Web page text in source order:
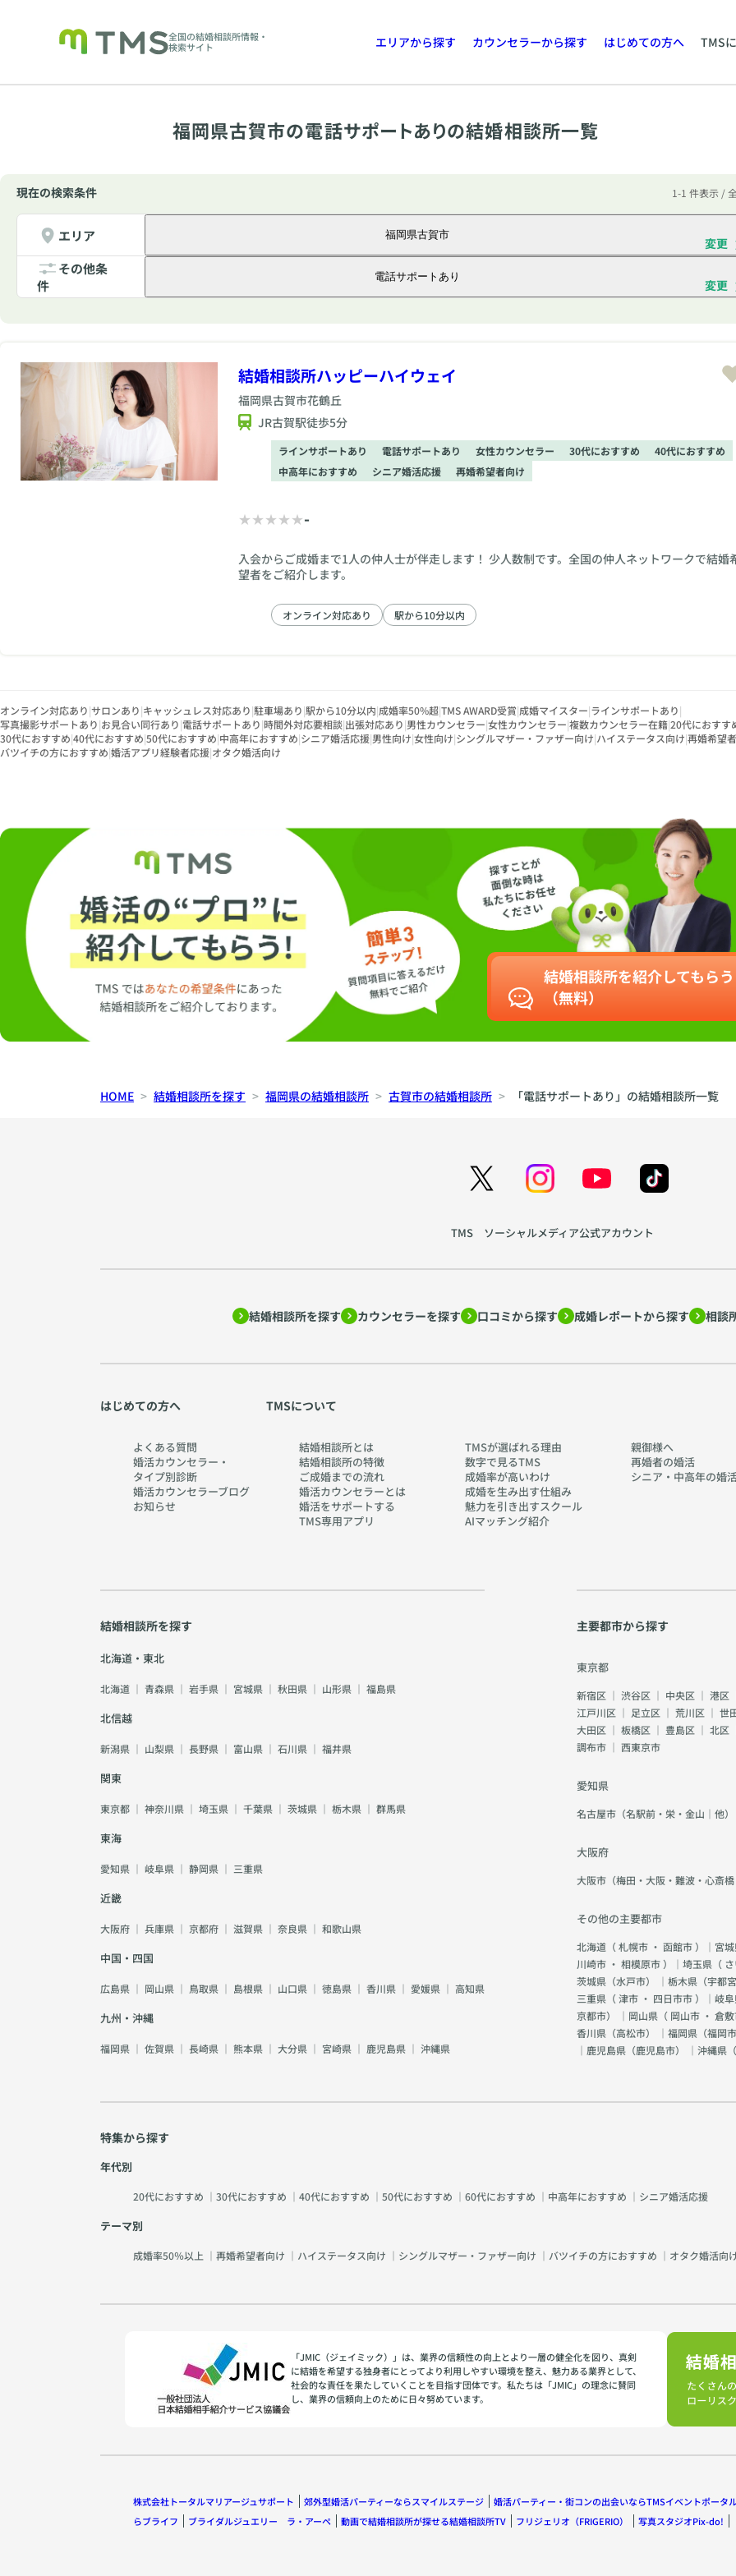
全国の結婚相談所情報・
検索サイト
エリアから探す カウンセラーから探す はじめての方へ TMS
福岡県古賀市の電話サポートありの結婚相談所一覧
現在の検索条件 1-1 件表示 /
エリア 福岡県古賀市
変更
その他条
件
電話サポートあり
変更
結婚相談所ハッピーハイウェイ
福岡県古賀市花鶴丘
JR古賀駅徒歩5分
ラインサポートあり 電話サポートあり 女性カウンセラー 30代におすすめ
40代におすすめ
中高年におすすめ
シニア婚活応援 再婚希望者向け
-
入会からご成婚まで1人の仲人士が伴走します！ 少人数制です。全国の仲人ネットワークで結婚
望者をご紹介します。
オンライン対応あり 駅から10分以内
オンライン対応あり|サロンあり|キャッシュレス対応あり|駐車場あり|駅から10分以内|成婚率50%超|TMS AWARD受賞|成婚マイスター|ラインサポートあり|
写真撮影サポートあり|お見合い同行あり|電話サポートあり|時間外対応要相談|出張対応あり|男性カウンセラー|女性カウンセラー|複数カウンセラー在籍|20代におすす
30代におすすめ|40代におすすめ|50代におすすめ|中高年におすすめ|シニア婚活応援|男性向け|女性向け|シングルマザー・ファザー向け|ハイステータス向け|再婚希望
バツイチの方におすすめ|婚活アプリ経験者応援|オタク婚活向け
結婚相談所を紹介してもらう
（無料）
HOME 結婚相談所を探す 福岡県の結婚相談所 古賀市の結婚相談所 「電話サポートあり」の結婚相談所一覧
TMS ソーシャルメディア公式アカウント
結婚相談所を探す カウンセラーを探す 口コミから探す 成婚レポートから探す 相談
はじめての方へ
よくある質問
婚活カウンセラー・
タイプ別診断
婚活カウンセラーブログ
お知らせ
TMSについて
結婚相談所とは
結婚相談所の特徴
ご成婚までの流れ
婚活カウンセラーとは
婚活をサポートする
TMS専用アプリ
TMSが選ばれる理由
数字で見るTMS
成婚率が高いわけ
成婚を生み出す仕組み
魅力を引き出すスクール
AIマッチング紹介
親御様へ
再婚者の婚活
シニア・中高年の婚
結婚相談所を探す
北海道・東北
北海道 ｜ 青森県 ｜ 岩手県 ｜ 宮城県 ｜ 秋田県 ｜ 山形県 ｜ 福島県
北信越
新潟県 ｜ 山梨県 ｜ 長野県 ｜ 富山県 ｜ 石川県 ｜ 福井県
関東
東京都 ｜ 神奈川県 ｜ 埼玉県 ｜ 千葉県 ｜ 茨城県 ｜ 栃木県 ｜ 群馬県
東海
愛知県 ｜ 岐阜県 ｜ 静岡県 ｜ 三重県
近畿
大阪府 ｜ 兵庫県 ｜ 京都府 ｜ 滋賀県 ｜ 奈良県 ｜ 和歌山県
中国・四国
広島県 ｜ 岡山県 ｜ 鳥取県 ｜ 島根県 ｜ 山口県 ｜ 徳島県 ｜ 香川県 ｜ 愛媛県 ｜ 高知県
九州・沖縄
福岡県 ｜ 佐賀県 ｜ 長崎県 ｜ 熊本県 ｜ 大分県 ｜ 宮崎県 ｜ 鹿児島県 ｜ 沖縄県
主要都市から探す
東京都
新宿区 ｜ 渋谷区 ｜ 中央区 ｜ 港区
江戸川区 ｜ 足立区 ｜ 荒川区 ｜ 世
大田区 ｜ 板橋区 ｜ 豊島区 ｜ 北区
調布市 ｜ 西東京市
愛知県
名古屋市（名駅前・栄・金山｜他）
大阪府
大阪市（梅田・大阪・難波・心斎橋
その他の主要都市
北海道（札幌市 ・ 函館市）｜宮
川崎市 ・ 相模原市）｜埼玉県（
茨城県（水戸市） ｜栃木県（宇都
三重県（津市 ・ 四日市市）｜岐
京都市） ｜岡山県（ 岡山市 ・ 倉
香川県（高松市） ｜福岡県（福岡
｜鹿児島県（鹿児島市） ｜沖縄県（
特集から探す
年代別
20代におすすめ ｜ 30代におすすめ ｜ 40代におすすめ ｜ 50代におすすめ ｜ 60代におすすめ ｜ 中高年におすすめ ｜ シニア婚活応援
テーマ別
成婚率50％以上 ｜ 再婚希望者向け ｜ ハイステータス向け ｜ シングルマザー・ファザー向け ｜ バツイチの方におすすめ ｜ オタク婚活向
「JMIC（ジェイミック）」は、業界の信頼性の向上とより一層の健全化を図り、真剣
に結婚を希望する独身者にとってより利用しやすい環境を整え、魅力ある業界として、
社会的な責任を果たしていくことを目指す団体です。私たちは「JMIC」の理念に賛同
し、業界の信頼向上のために日々努めています。
株式会社トータルマリアージュサポート 郊外型婚活パーティーならスマイルステージ 婚活パーティー・街コンの出会いならTMSイベントポータ
らブライフ
ブライダルジュエリー ラ・アーペ 動画で結婚相談所が探せる結婚相談所TV フリジェリオ（FRIGERIO） 写真スタジオPix-do!